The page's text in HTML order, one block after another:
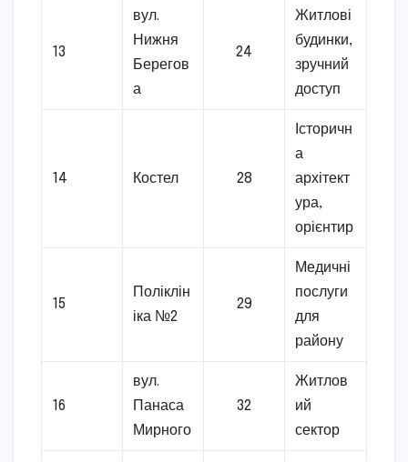
13
вул.
Нижня
Берегов
а
24
Житлові
будинки,
зручний
доступ
14 Костел 28
Історичн
а
архітект
ура,
орієнтир
15
Поліклін
іка №2
29
Медичні
послуги
для
району
16
вул.
Панаса
Мирного
32
Житлов
ий
сектор